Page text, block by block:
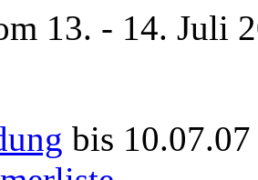
13. - 14. Juli
bis